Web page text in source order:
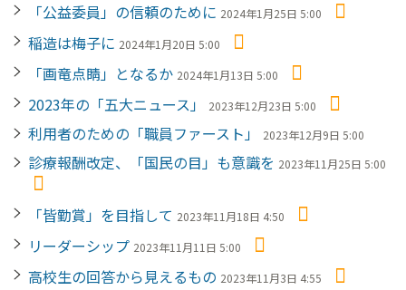
「公益委員」の信頼のために 2024年1月25日 5:00
稲造は梅子に 2024年1月20日 5:00
「画竜点睛」となるか 2024年1月13日 5:00
2023年の「五大ニュース」 2023年12月23日 5:00
利用者のための「職員ファースト」 2023年12月9日 5:00
診療報酬改定、「国民の目」も意識を 2023年11月25日 5:00
「皆勤賞」を目指して 2023年11月18日 4:50
リーダーシップ 2023年11月11日 5:00
高校生の回答から見えるもの 2023年11月3日 4:55